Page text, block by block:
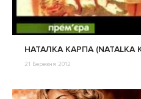
НАТАЛКА КАРПА (NATALKA
21 Березня 2012